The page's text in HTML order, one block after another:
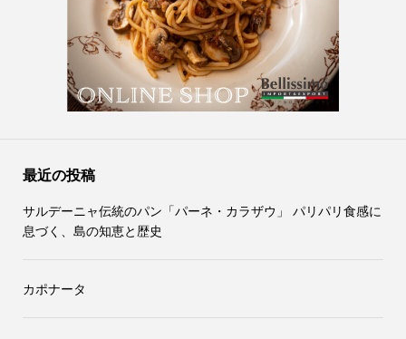
最近の投稿
サルデーニャ伝統のパン「パーネ・カラザウ」 パリパリ食感に
息づく、島の知恵と歴史
カポナータ